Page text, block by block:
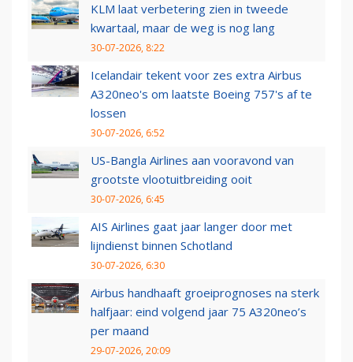
KLM laat verbetering zien in tweede
kwartaal, maar de weg is nog lang
30-07-2026, 8:22
Icelandair tekent voor zes extra Airbus
A320neo's om laatste Boeing 757's af te
lossen
30-07-2026, 6:52
US-Bangla Airlines aan vooravond van
grootste vlootuitbreiding ooit
30-07-2026, 6:45
AIS Airlines gaat jaar langer door met
lijndienst binnen Schotland
30-07-2026, 6:30
Airbus handhaaft groeiprognoses na sterk
halfjaar: eind volgend jaar 75 A320neo’s
per maand
29-07-2026, 20:09